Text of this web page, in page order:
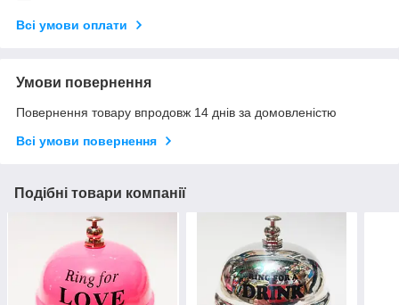
Всі умови оплати
Умови повернення
Повернення товару впродовж 14 днів за домовленістю
Всі умови повернення
Подібні товари компанії